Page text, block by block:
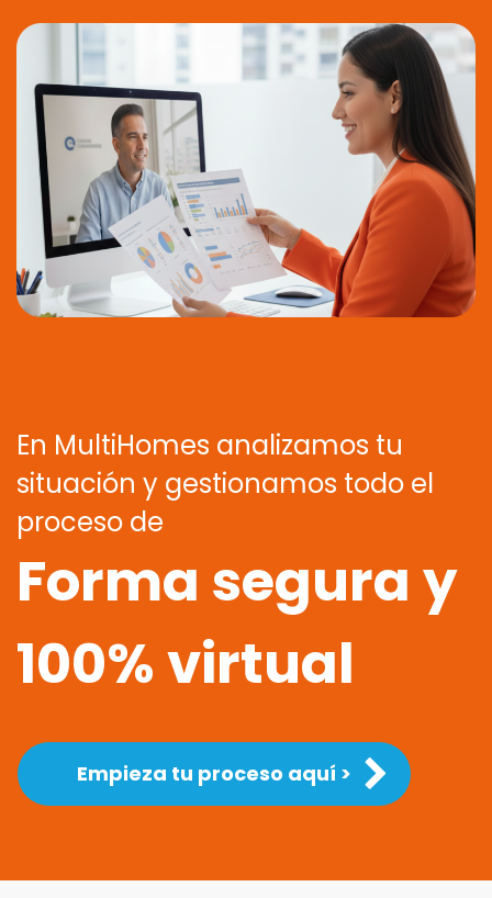
En MultiHomes analizamos tu
situación y gestionamos todo el
proceso de
Forma segura y
100% virtual
Empieza tu proceso aquí >